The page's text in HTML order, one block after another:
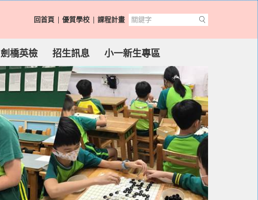
回首頁 優質學校 課程計畫
劍橋英檢 招生訊息 小一新生專區